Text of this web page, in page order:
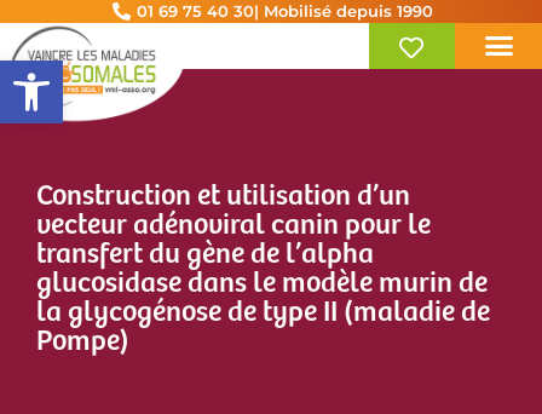
Ouvrir la barre d’outils
01 69 75 40 30| Mobilisé depuis 1990
Construction et utilisation d’un
vecteur adénoviral canin pour le
transfert du gène de l’alpha
glucosidase dans le modèle murin de
la glycogénose de type II (maladie de
Pompe)